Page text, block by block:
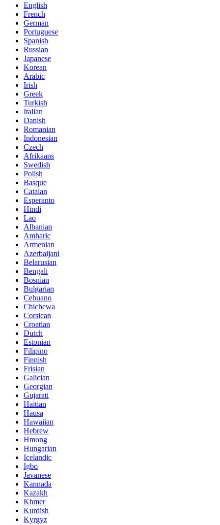
English
French
German
Portuguese
Spanish
Russian
Japanese
Korean
Arabic
Irish
Greek
Turkish
Italian
Danish
Romanian
Indonesian
Czech
Afrikaans
Swedish
Polish
Basque
Catalan
Esperanto
Hindi
Lao
Albanian
Amharic
Armenian
Azerbaijani
Belarusian
Bengali
Bosnian
Bulgarian
Cebuano
Chichewa
Corsican
Croatian
Dutch
Estonian
Filipino
Finnish
Frisian
Galician
Georgian
Gujarati
Haitian
Hausa
Hawaiian
Hebrew
Hmong
Hungarian
Icelandic
Igbo
Javanese
Kannada
Kazakh
Khmer
Kurdish
Kyrgyz